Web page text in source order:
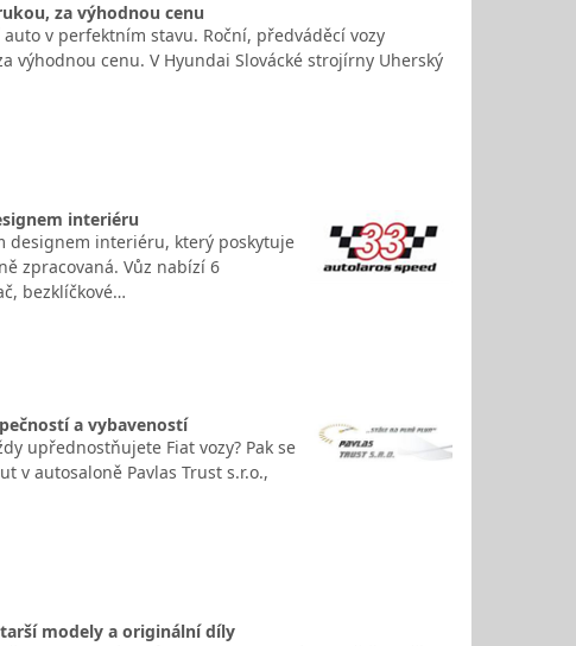
za výhodnou cenu
v perfektním stavu. Roční, předváděcí vozy
cenu. V Hyundai Slovácké strojírny Uherský
interiéru
designem interiéru, který poskytuje
zpracovaná. Vůz nabízí 6
bezklíčkové…
a vybaveností
upřednostňujete Fiat vozy? Pak se
v autosaloně Pavlas Trust s.r.o.,
modely a originální díly